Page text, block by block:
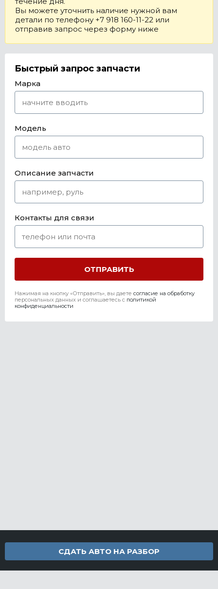
Вы можете уточнить наличие нужной вам
детали по телефону +7 918 160-11-22 или
отправив запрос через форму ниже
Быстрый запрос запчасти
Марка
Модель
Описание запчасти
Контакты для связи
Нажимая на кнопку «Отправить», вы даете согласие на обработку
персональных данных и соглашаетесь c политикой
конфиденциальности
СДАТЬ АВТО НА РАЗБОР